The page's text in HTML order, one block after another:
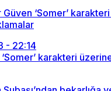
- 22:14
karakteri